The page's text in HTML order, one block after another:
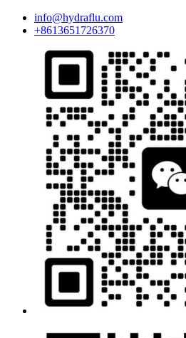
info@hydraflu.com
+8613651726370